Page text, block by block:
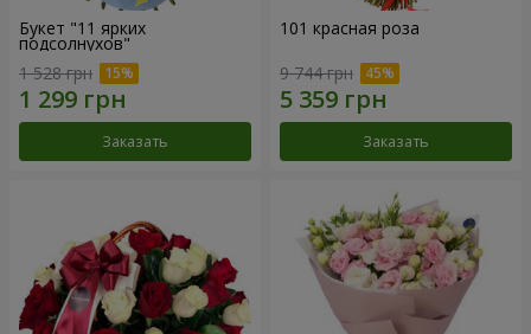
Букет "11 ярких
подсолнухов"
1 528 грн
Заказать
101 красная роза
9 744 грн
Заказать